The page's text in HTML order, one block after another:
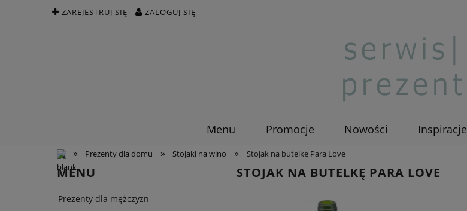
ZAREJESTRUJ SIĘ ZALOGUJ SIĘ
Menu Promocje Nowości Inspiracje
» Prezenty dla domu » Stojaki na wino » Stojak na butelkę Para Love
MENU
Prezenty dla mężczyzn
STOJAK NA BUTELKĘ PARA LOVE